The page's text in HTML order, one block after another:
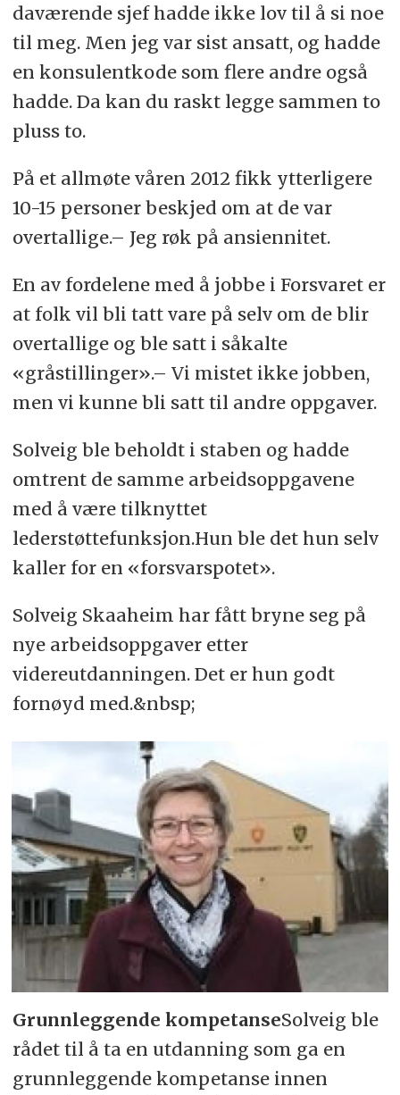
daværende sjef hadde ikke lov til å si noe
til meg. Men jeg var sist ansatt, og hadde
en konsulentkode som flere andre også
hadde. Da kan du raskt legge sammen to
pluss to.
På et allmøte våren 2012 fikk ytterligere
10-15 personer beskjed om at de var
overtallige.– Jeg røk på ansiennitet.
En av fordelene med å jobbe i Forsvaret er
at folk vil bli tatt vare på selv om de blir
overtallige og ble satt i såkalte
«gråstillinger».– Vi mistet ikke jobben,
men vi kunne bli satt til andre oppgaver.
Solveig ble beholdt i staben og hadde
omtrent de samme arbeidsoppgavene
med å være tilknyttet
lederstøttefunksjon.Hun ble det hun selv
kaller for en «forsvarspotet».
Solveig Skaaheim har fått bryne seg på
nye arbeidsoppgaver etter
videreutdanningen. Det er hun godt
fornøyd med.&nbsp;
Grunnleggende kompetanseSolveig ble
rådet til å ta en utdanning som ga en
grunnleggende kompetanse innen